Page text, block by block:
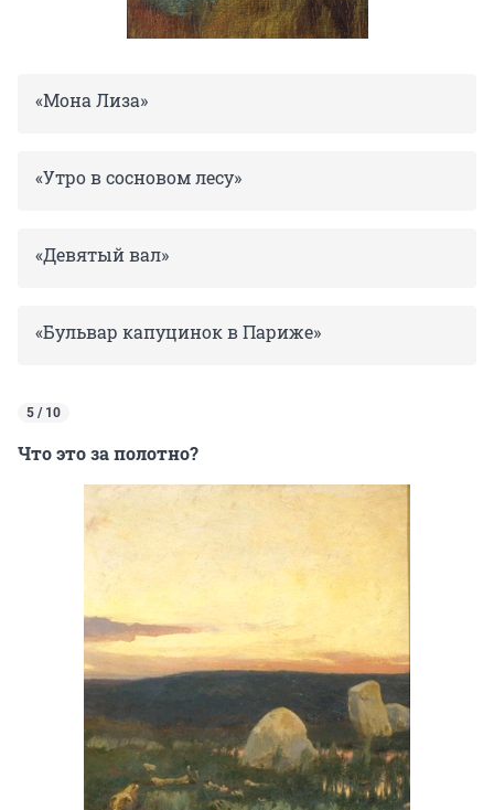
«Мона Лиза»
«Утро в сосновом лесу»
«Девятый вал»
«Бульвар капуцинок в Париже»
5 / 10
Что это за полотно?